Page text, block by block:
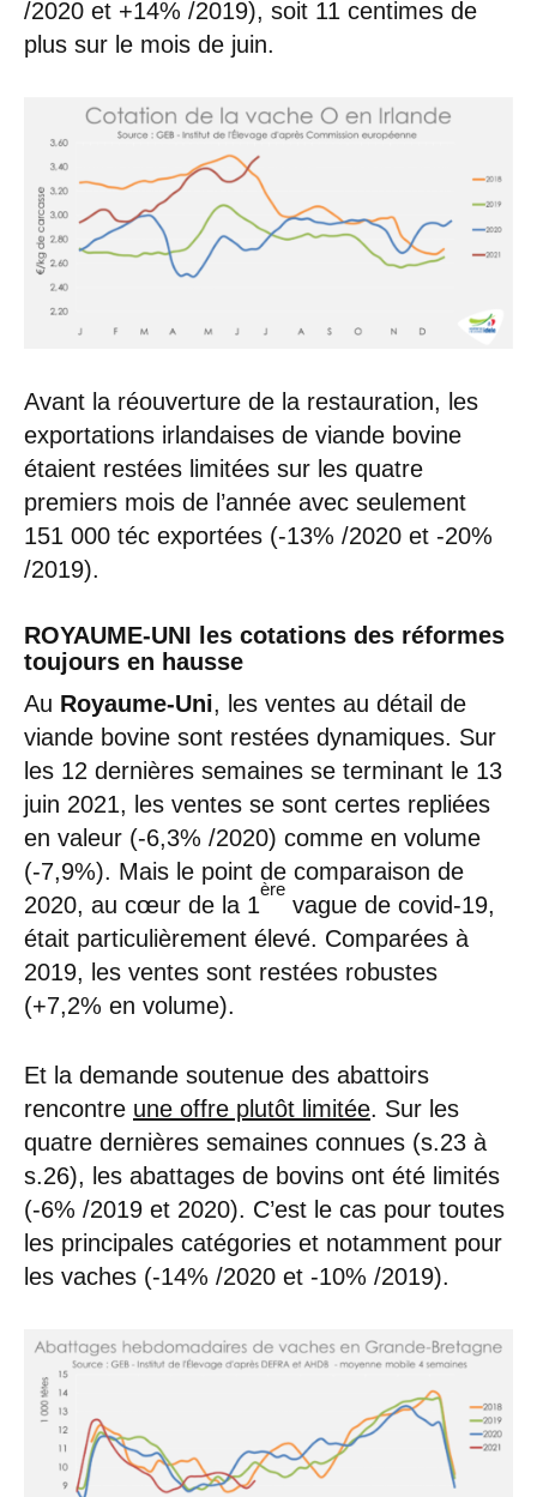
/2020 et +14% /2019), soit 11 centimes de
plus sur le mois de juin.
Avant la réouverture de la restauration, les
exportations irlandaises de viande bovine
étaient restées limitées sur les quatre
premiers mois de l’année avec seulement
151 000 téc exportées (-13% /2020 et -20%
/2019).
ROYAUME-UNI les cotations des réformes
toujours en hausse
Au Royaume-Uni, les ventes au détail de
viande bovine sont restées dynamiques. Sur
les 12 dernières semaines se terminant le 13
juin 2021, les ventes se sont certes repliées
en valeur (-6,3% /2020) comme en volume
(-7,9%). Mais le point de comparaison de
2020, au cœur de la 1
ère
vague de covid-19,
était particulièrement élevé. Comparées à
2019, les ventes sont restées robustes
(+7,2% en volume).
Et la demande soutenue des abattoirs
rencontre une offre plutôt limitée. Sur les
quatre dernières semaines connues (s.23 à
s.26), les abattages de bovins ont été limités
(-6% /2019 et 2020). C’est le cas pour toutes
les principales catégories et notamment pour
les vaches (-14% /2020 et -10% /2019).